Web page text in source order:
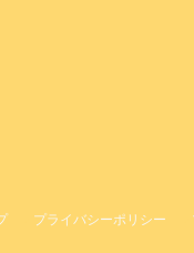
プライバシーポリシー